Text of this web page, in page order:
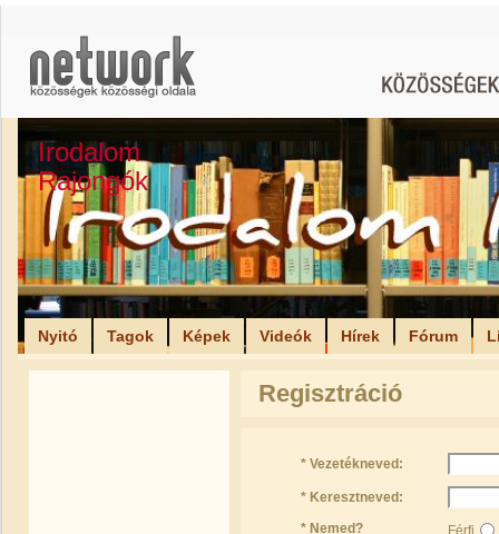
Irodalom
Rajongók
Nyitó Tagok Képek Videók Hírek Fórum
Regisztráció
* Vezetékneved:
* Keresztneved:
* Nemed?
Férfi